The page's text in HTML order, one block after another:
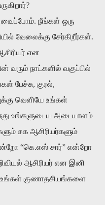
வைப்போம். நீங்கள் ஒரு
வேலைக்கு சேர்கிறீர்கள்.
என
வரும் நாட்களில் வகுப்பில்
பேச்சு, குரல்,
வெளியே உங்கள்
உங்களுடைய அடையாளம்
சக ஆசிரியர்களும்
“கெ.எஸ் சார்” என்றோ
ஆசிரியர் என இனி
உங்கள் குணாதசியங்களை